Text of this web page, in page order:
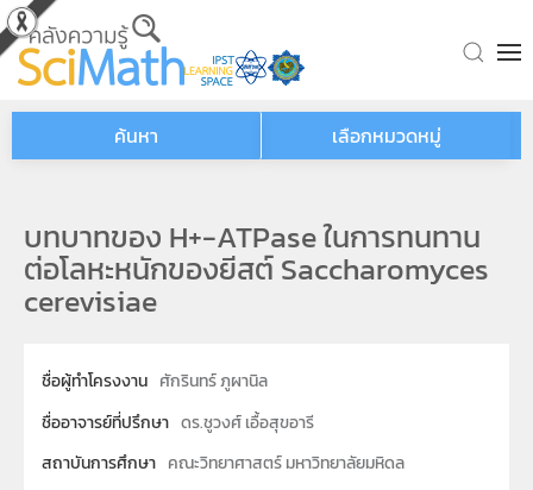
Skip to main content
ค้นหา เลือกหมวดหมู่
บทบาทของ H+-ATPase ในการทนทาน
ต่อโลหะหนักของยีสต์ Saccharomyces
cerevisiae
ชื่อผู้ทำโครงงาน ศักรินทร์ ภูผานิล
ชื่ออาจารย์ที่ปรึกษา ดร.ชูวงศ์ เอื้อสุขอารี
สถาบันการศึกษา คณะวิทยาศาสตร์ มหาวิทยาลัยมหิดล